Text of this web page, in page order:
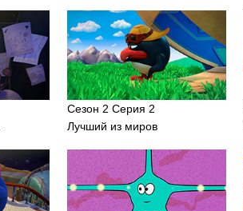
Сезон 2 Серия 2
Лучший из миров